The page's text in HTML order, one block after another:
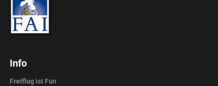
Info
Freiflug ist Fun